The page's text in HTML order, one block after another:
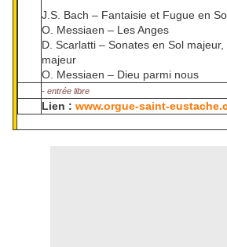
J.S. Bach – Fantaisie et Fugue en
O. Messiaen – Les Anges
D. Scarlatti – Sonates en Sol
majeur
O. Messiaen – Dieu parmi nous
- entrée libre
Lien : www.orgue-saint-